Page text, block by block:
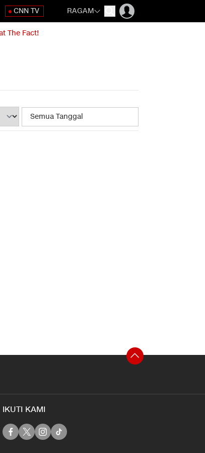
CNN TV RAGAM
The Fact!
IKUTI KAMI